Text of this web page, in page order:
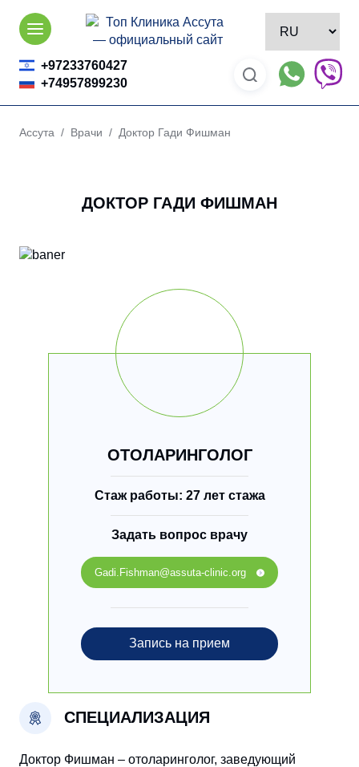
Skip
content
+97233760427
+74957899230
Ассута / Врачи / Доктор Гади Фишман
ДОКТОР ГАДИ ФИШМАН
СПЕЦИАЛИЗАЦИЯ
Доктор Фишман – отоларинголог, заведующий
ОТОЛАРИНГОЛОГ
Стаж работы: 27 лет стажа
Задать вопрос врачу
Gadi.Fishman@assuta-clinic.org
Запись на прием